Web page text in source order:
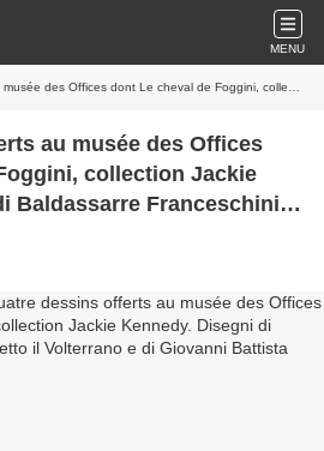
MENU
collection Jackie Kennedy. Disegni di Baldassarre Franceschini, detto il Volterrano e di Giovanni Battista Foggini per gli Uffizi
au musée des Offices
collection Jackie
Baldassarre Franceschini,
di Giovanni Battista Foggini